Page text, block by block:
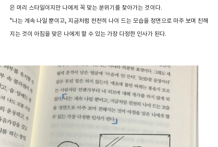
은 머리 스타일이지만 나에게 꼭 맞는 분위기를 찾아가는 것이다.
"나는 계속 나일 뿐이고, 지금처럼 천천히 나이 드는 모습을 정면으로 마주 보며 친해
지는 것이 아침을 맞은 나에게 할 수 있는 가장 다정한 인사가 된다.